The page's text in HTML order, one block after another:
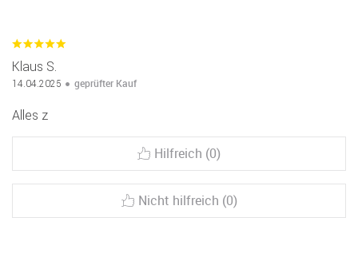
Klaus S.
14.04.2025 geprüfter Kauf
Alles z
Hilfreich (0)
Nicht hilfreich (0)